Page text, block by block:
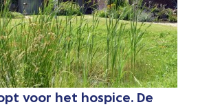
voor het hospice. De